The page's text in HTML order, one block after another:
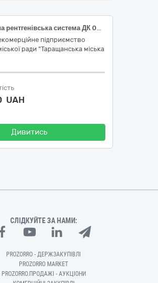
Стоматологічна рентгенівська система ДК 021:2015:33110000-4: Візуалізаційне обладнання для потреб медицини, стоматології та ветеринарної медицини НК 024:2023:33109 Система стоматологічна рентгенівська інтраоральна пересувна цифрова НК 031:2024 Z1103040102 – Обладнання для цифрової ендоральної радіології
підприємство
ради "Таращанська міська
UAH
Дивитись
СЛІДКУЙТЕ ЗА НАМИ:
PROZORRO - ДЕРЖЗАКУПІВЛІ
PROZORRO MARKET
PROZORRO.ПРОДАЖІ - АУКЦІОНИ